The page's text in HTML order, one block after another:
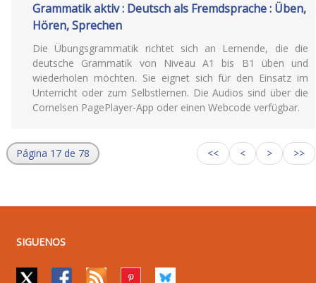
Grammatik aktiv : Deutsch als Fremdsprache : Üben,
Hören, Sprechen
Die Übungsgrammatik richtet sich an Lernende, die die
deutsche Grammatik von Niveau A1 bis B1 üben und
wiederholen möchten. Sie eignet sich für den Einsatz im
Unterricht oder zum Selbstlernen. Die Audios sind über die
Cornelsen PagePlayer-App oder einen Webcode verfügbar.
Página 17 de 78 << < > >>
SIGUENOS